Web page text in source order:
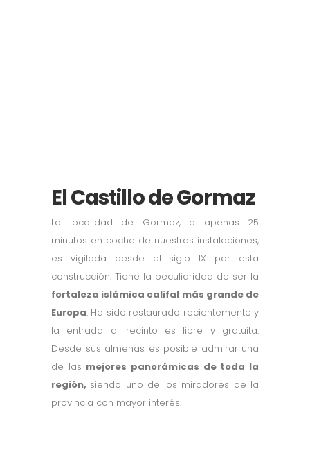
El Castillo de Gormaz
La localidad de Gormaz, a apenas 25
minutos en coche de nuestras instalaciones,
es vigilada desde el siglo IX por esta
construcción. Tiene la peculiaridad de ser la
fortaleza islámica califal más grande de
Europa. Ha sido restaurado recientemente y
la entrada al recinto es libre y gratuita.
Desde sus almenas es posible admirar una
de las mejores panorámicas de toda la
región, siendo uno de los miradores de la
provincia con mayor interés.